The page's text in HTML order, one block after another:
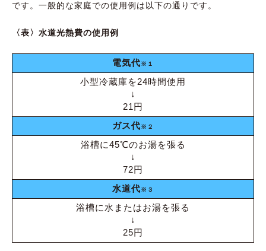
です。一般的な家庭での使用例は以下の通りです。
〈表〉水道光熱費の使用例
電気代※１
小型冷蔵庫を24時間使用
↓
21円
ガス代※２
浴槽に45℃のお湯を張る
↓
72円
水道代※３
浴槽に水またはお湯を張る
↓
25円